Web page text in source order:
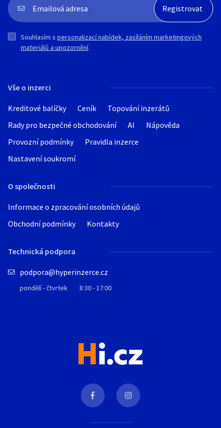
Vše o inzerci
Kreditové balíčky Ceník
Topování inzerátů
Rady pro bezpečné obchodování
AI
Nápověda
Provozní podmínky
Pravidla inzerce
Nastavení soukromí
O společnosti
Informace o zpracování osobních údajů
Obchodní podmínky
Kontakty
Technická podpora
podpora@hyperinzerce.cz
pondělí - čtvrtek 8:30 - 17:00
Souhlasím s personalizací nabídek, zasíláním marketingových
materiálů a upozornění.